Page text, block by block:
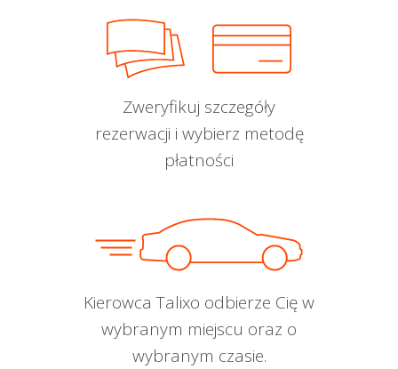
Zweryfikuj szczegóły
rezerwacji i wybierz metodę
płatności
Kierowca Talixo odbierze Cię w
wybranym miejscu oraz o
wybranym czasie.